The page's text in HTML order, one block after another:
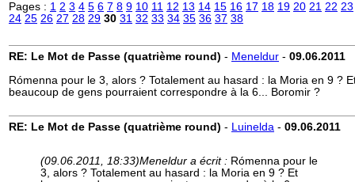
Pages : 1 2 3 4 5 6 7 8 9 10 11 12 13 14 15 16 17 18 19 20 21 22 23
24 25 26 27 28 29 30 31 32 33 34 35 36 37 38
RE: Le Mot de Passe (quatrième round) - Meneldur - 09.06.2011
Rómenna pour le 3, alors ? Totalement au hasard : la Moria en 9 ?
beaucoup de gens pourraient correspondre à la 6... Boromir ?
RE: Le Mot de Passe (quatrième round) - Luinelda - 09.06.2011
(09.06.2011, 18:33)Meneldur a écrit : Rómenna pour le
3, alors ? Totalement au hasard : la Moria en 9 ? Et